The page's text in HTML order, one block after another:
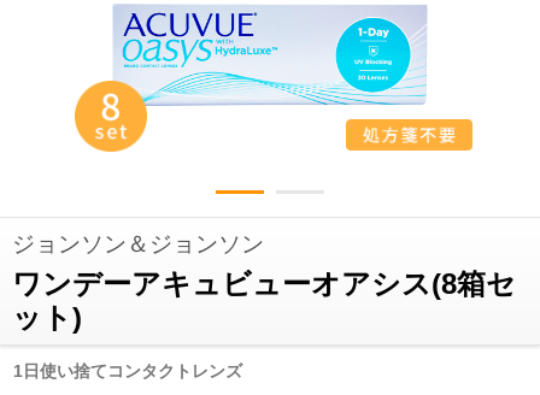
ジョンソン＆ジョンソン
ワンデーアキュビューオアシス(8箱セ
ット)
1日使い捨てコンタクトレンズ